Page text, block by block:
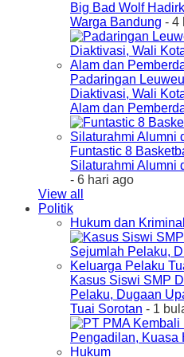
Big Bad Wolf
Warga Bandung - 4
Padaringan
Diaktivasi, Wali
Alam dan
Funtastic 8
Silaturahmi Alumni
- 6 hari ago
View all
Politik
Hukum dan Kriminal
Kasus Siswi SMP
Pelaku, Dugaan
Tuai Sorotan - 1